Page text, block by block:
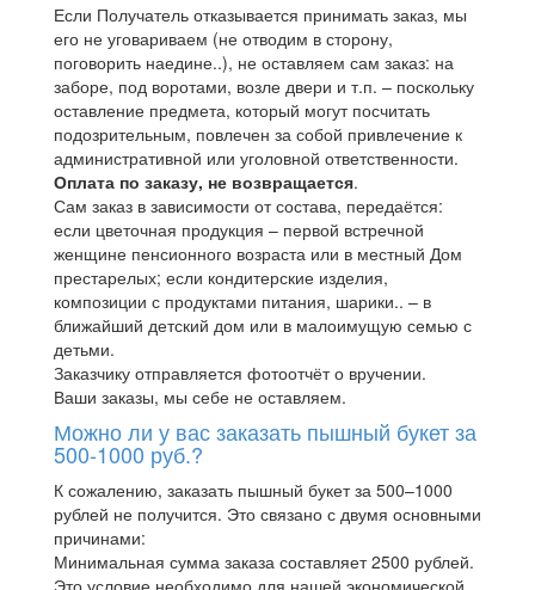
Если Получатель отказывается принимать заказ, мы
его не уговариваем (не отводим в сторону,
поговорить наедине..), не оставляем сам заказ: на
заборе, под воротами, возле двери и т.п. – поскольку
оставление предмета, который могут посчитать
подозрительным, повлечен за собой привлечение к
административной или уголовной ответственности.
Оплата по заказу, не возвращается.
Сам заказ в зависимости от состава, передаётся:
если цветочная продукция – первой встречной
женщине пенсионного возраста или в местный Дом
престарелых; если кондитерские изделия,
композиции с продуктами питания, шарики.. – в
ближайший детский дом или в малоимущую семью с
детьми.
Заказчику отправляется фотоотчёт о вручении.
Ваши заказы, мы себе не оставляем.
Можно ли у вас заказать пышный букет за
500-1000 руб.?
К сожалению, заказать пышный букет за 500–1000
рублей не получится. Это связано с двумя основными
причинами:
Минимальная сумма заказа составляет 2500 рублей.
Это условие необходимо для нашей экономической